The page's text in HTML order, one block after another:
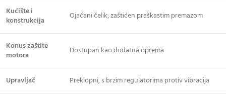
Kućište i
konstrukcija
Ojačani čelik, zaštićen praškastim premazom
Konus zaštite
motora
Dostupan kao dodatna oprema
Upravljač Preklopni, s brzim regulatorima protiv vibracija